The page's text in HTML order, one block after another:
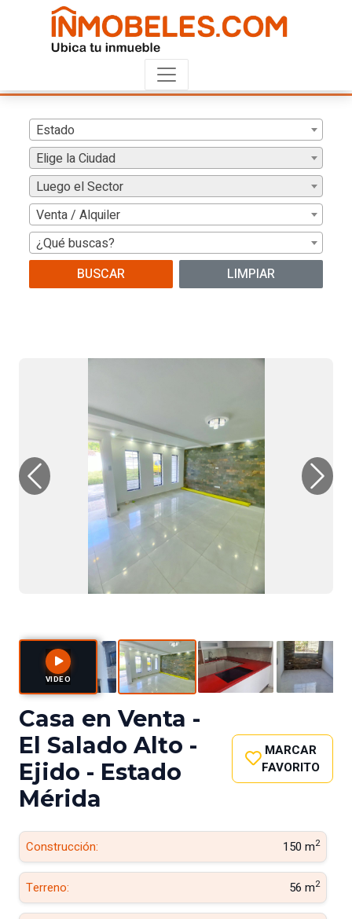
Estado
Elige la Ciudad
Luego el Sector
Venta / Alquiler
¿Qué buscas?
BUSCAR
LIMPIAR
Previous Next
VIDEO
Casa en Venta -
El Salado Alto -
Ejido - Estado
Mérida
MARCAR
FAVORITO
Construcción: 150 m2
Terreno: 56 m2